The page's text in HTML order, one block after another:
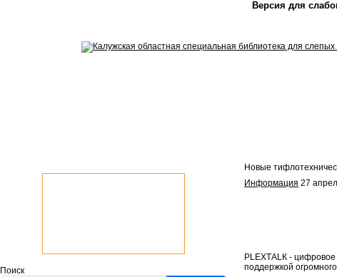
Версия для
Поиск
Новые
Информация 27
РLЕХТАLК - цифровое
поддержкой